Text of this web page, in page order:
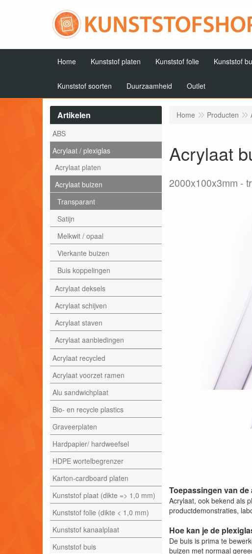
Home Kunststof platen Kunststof folie Kunststof
Kunststof soorten Duurzaamheid Outlet
Artikelen
ABS
Acrylaat / plexiglas
Acrylaat platen
Acrylaat buizen
Transparant
Satijn
Melkwit / opaal
Vierkante buizen
Buis koppelingen
Acrylaat deksels
Acrylaat schijven
Acrylaat staven
Acrylaat aanbiedingen
Acrylaat recycled
Acrylaat voorzet ramen
Alu sandwichplaat
Bio- en recycle plastics
Graveerplaten
Hardpapier/ hardweefsel
HDPE wortelbegrenzer
Karton-cardboard platen
Kunststof plaat (dikte => 1,0 mm)
Kunststof folie (dikte < 1,0 mm)
Kunststof kanaalplaat
Kunststof buis
Home Producten
Acrylaat
2000x100x3mm
Toepassingen van
Acrylaat, ook bekend als
productdemonstraties,
Hoe kan je de
De buis is prima te
buizen met normaal